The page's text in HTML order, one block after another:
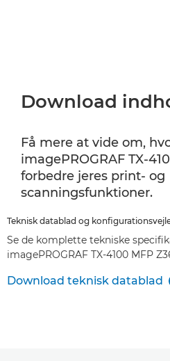
Download
Få mere at vide om,
imagePROGRAF TX-
forbedre jeres print- og
scanningsfunktioner.
Teknisk datablad og
Se de komplette tekniske
imagePROGRAF TX-4100 MFP
Download teknisk datablad